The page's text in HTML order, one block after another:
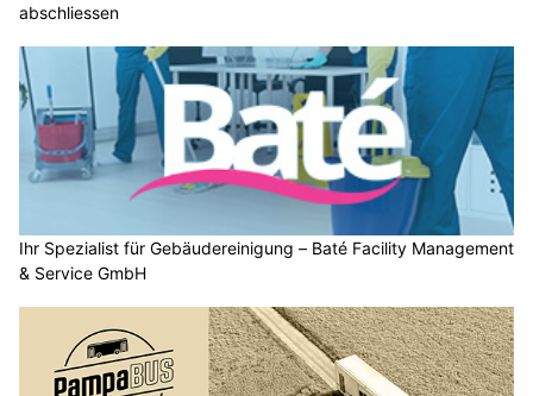
abschliessen
Ihr Spezialist für Gebäudereinigung – Baté Facility Management
& Service GmbH